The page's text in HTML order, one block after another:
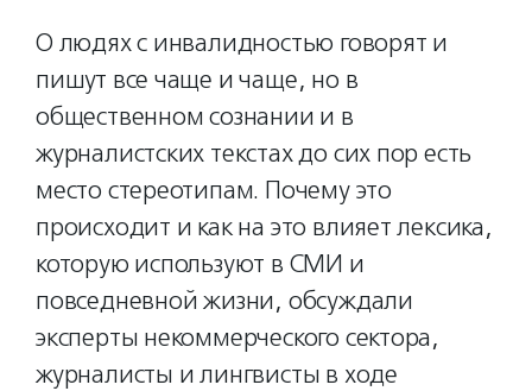
О людях с инвалидностью говорят и
пишут все чаще и чаще, но в
общественном сознании и в
журналистских текстах до сих пор есть
место стереотипам. Почему это
происходит и как на это влияет лексика,
которую используют в СМИ и
повседневной жизни, обсуждали
эксперты некоммерческого сектора,
журналисты и лингвисты в ходе